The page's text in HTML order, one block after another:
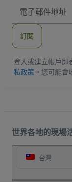
子
地
訂閱
登入或建立帳戶即
私政策 。您可能
世界各地的現場
台灣